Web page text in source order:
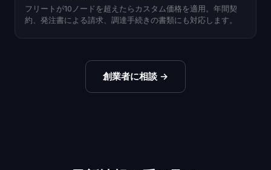
フリートが10ノードを超えたらカスタム価格を適用。年間契
約、発注書による請求、調達手続きの書類にも対応します。
創業者に相談 →